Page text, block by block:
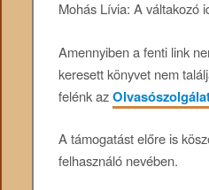
Mohás Lívia: A váltakozó
Amennyiben a fenti link
keresett könyvet nem
felénk az
A támogatást előre is
felhasználó nevében.